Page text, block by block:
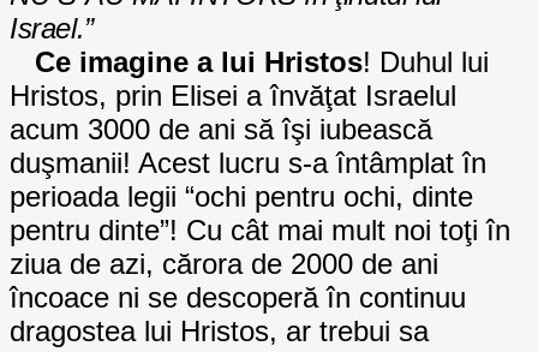
Israel.”
Ce imagine a lui Hristos! Duhul lui
Hristos, prin Elisei a învăţat Israelul
acum 3000 de ani să îşi iubească
duşmanii! Acest lucru s-a întâmplat în
perioada legii “ochi pentru ochi, dinte
pentru dinte”! Cu cât mai mult noi toţi în
ziua de azi, cărora de 2000 de ani
încoace ni se descoperă în continuu
dragostea lui Hristos, ar trebui sa